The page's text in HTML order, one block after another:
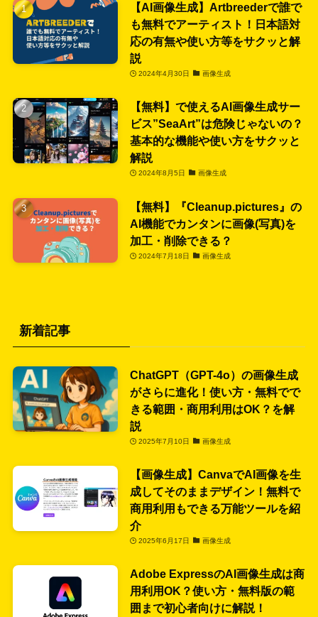
【AI画像生成】Artbreederで誰で
も無料でアーティスト！日本語対
応の有無や使い方等をサクッと解
説
2024年4月30日 画像生成
【無料】で使えるAI画像生成サー
ビス”SeaArt”は危険じゃないの？
基本的な機能や使い方をサクッと
解説
2024年8月5日 画像生成
【無料】『Cleanup.pictures』の
AI機能でカンタンに画像(写真)を
加工・削除できる？
2024年7月18日 画像生成
新着記事
ChatGPT（GPT-4o）の画像生成
がさらに進化！使い方・無料でで
きる範囲・商用利用はOK？を解
説
2025年7月10日 画像生成
【画像生成】CanvaでAI画像を生
成してそのままデザイン！無料で
商用利用もできる万能ツールを紹
介
2025年6月17日 画像生成
Adobe ExpressのAI画像生成は商
用利用OK？使い方・無料版の範
囲まで初心者向けに解説！